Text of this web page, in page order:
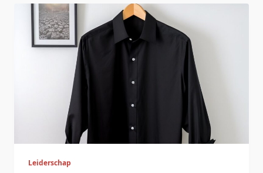
Leiderschap